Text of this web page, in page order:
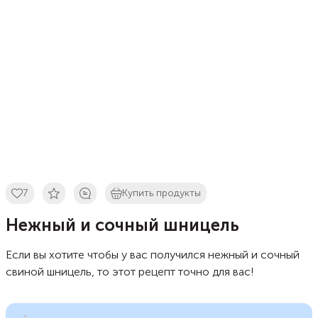
7 Купить продукты
Нежный и сочный шницель
Если вы хотите чтобы у вас получился нежный и сочный
свиной шницель, то этот рецепт точно для вас!